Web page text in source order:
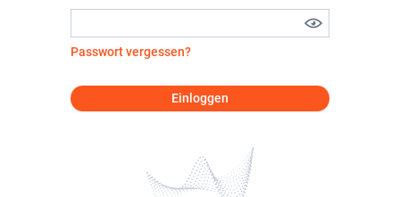
Passwort vergessen?
Einloggen